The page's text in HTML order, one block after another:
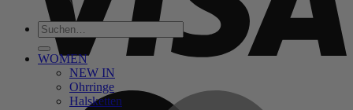
Suchen
nach:
WOMEN
NEW IN
Ohrringe
Halsketten